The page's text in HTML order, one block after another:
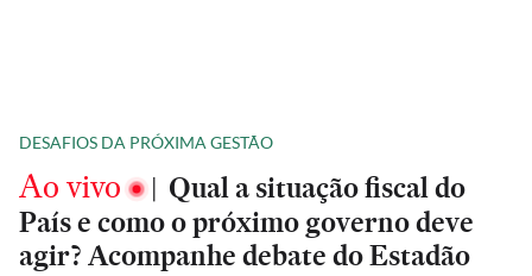
DESAFIOS DA PRÓXIMA GESTÃO
Ao vivo | Qual a situação fiscal do
País e como o próximo governo deve
agir? Acompanhe debate do Estadão